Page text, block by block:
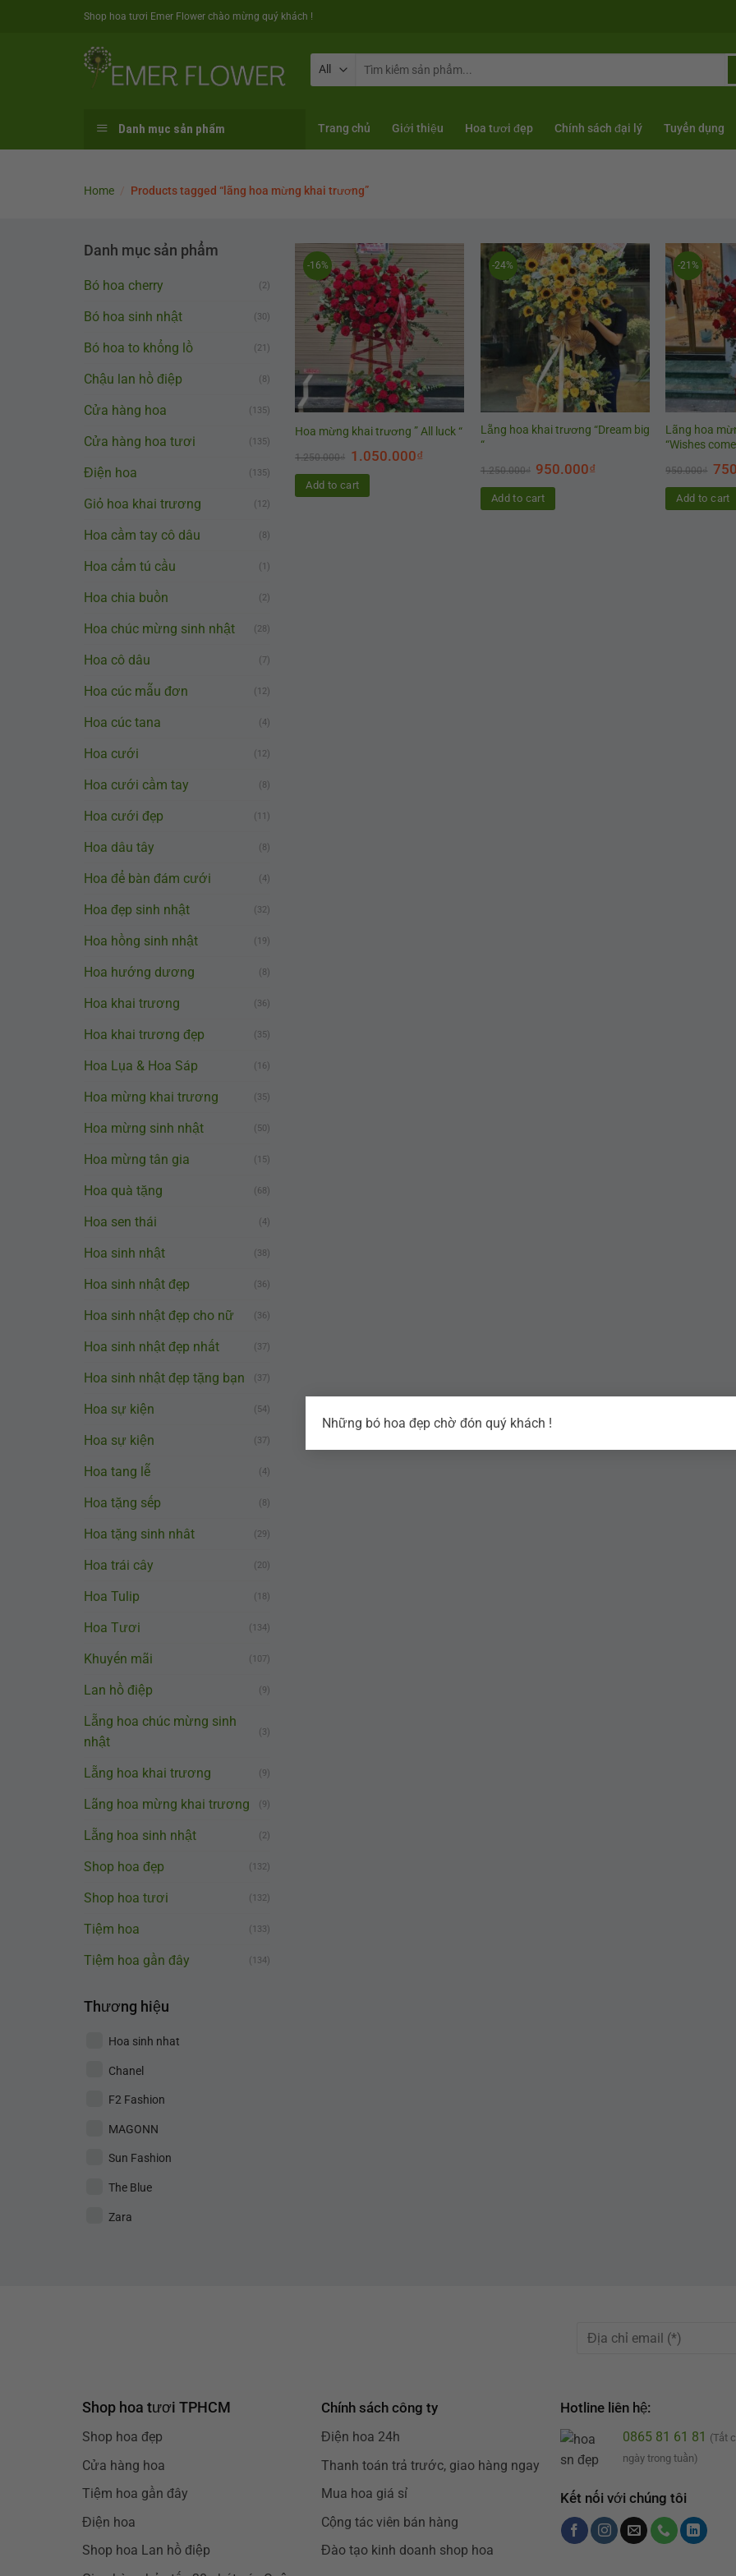
Những bó hoa đẹp chờ đón quý khách !
Shop hoa tươi Emer Flower chào mừng quý khách !
Search
Danh mục sản phẩm Trang chủ Giới thiệu Hoa tươi đẹp Chính sách đại lý Tuyển dụng
Home / Products tagged “lãng hoa mừng khai trương”
Danh mục sản phẩm
Bó hoa cherry (2)
Bó hoa sinh nhật (30)
Bó hoa to khổng lồ (21)
Chậu lan hồ điệp (8)
Cửa hàng hoa (135)
Cửa hàng hoa tươi (135)
Điện hoa (135)
Giỏ hoa khai trương (12)
Hoa cầm tay cô dâu (8)
Hoa cẩm tú cầu (1)
Hoa chia buồn (2)
Hoa chúc mừng sinh nhật (28)
Hoa cô dâu (7)
Hoa cúc mẫu đơn (12)
Hoa cúc tana (4)
Hoa cưới (12)
Hoa cưới cầm tay (8)
Hoa cưới đẹp (11)
Hoa dâu tây (8)
Hoa để bàn đám cưới (4)
Hoa đẹp sinh nhật (32)
Hoa hồng sinh nhật (19)
Hoa hướng dương (8)
Hoa khai trương (36)
Hoa khai trương đẹp (35)
Hoa Lụa & Hoa Sáp (16)
Hoa mừng khai trương (35)
Hoa mừng sinh nhật (50)
Hoa mừng tân gia (15)
Hoa quà tặng (68)
Hoa sen thái (4)
Hoa sinh nhật (38)
Hoa sinh nhật đẹp (36)
Hoa sinh nhật đẹp cho nữ (36)
Hoa sinh nhật đẹp nhất (37)
Hoa sinh nhật đẹp tặng bạn (37)
Hoa sự kiện (54)
Hoa sự kiện (37)
Hoa tang lễ (4)
Hoa tặng sếp (8)
Hoa tặng sinh nhât (29)
Hoa trái cây (20)
Hoa Tulip (18)
Hoa Tươi (134)
Khuyến mãi (107)
Lan hồ điệp (9)
Lẵng hoa chúc mừng sinh
nhật
(3)
Lẵng hoa khai trương (9)
Lãng hoa mừng khai trương (9)
Lẵng hoa sinh nhật (2)
Shop hoa đẹp (132)
Shop hoa tươi (132)
Tiệm hoa (133)
Tiệm hoa gần đây (134)
Thương hiệu
Hoa sinh nhat
Chanel
F2 Fashion
MAGONN
Sun Fashion
The Blue
Zara
-16%
Hoa mừng khai trương ” All luck “
1.250.000₫ 1.050.000₫
Add to cart
-24%
Lẵng hoa khai trương “Dream big
“
1.250.000₫ 950.000₫
Add to cart
-21%
Lãng hoa
“Wishes
950.000₫
Add to cart
Shop hoa tươi TPHCM
Shop hoa đẹp
Cửa hàng hoa
Tiệm hoa gần đây
Điện hoa
Shop hoa Lan hồ điệp
Chính sách công ty
Điện hoa 24h
Thanh toán trả trước, giao hàng ngay
Mua hoa giá sỉ
Cộng tác viên bán hàng
Đào tạo kinh doanh shop hoa
Hotline liên hệ:
0865 81 61 81 (Tất
ngày trong tuần)
Kết nối với chúng tôi